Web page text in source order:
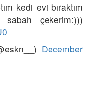
kedi evi bıraktım
çekerim:)))
December